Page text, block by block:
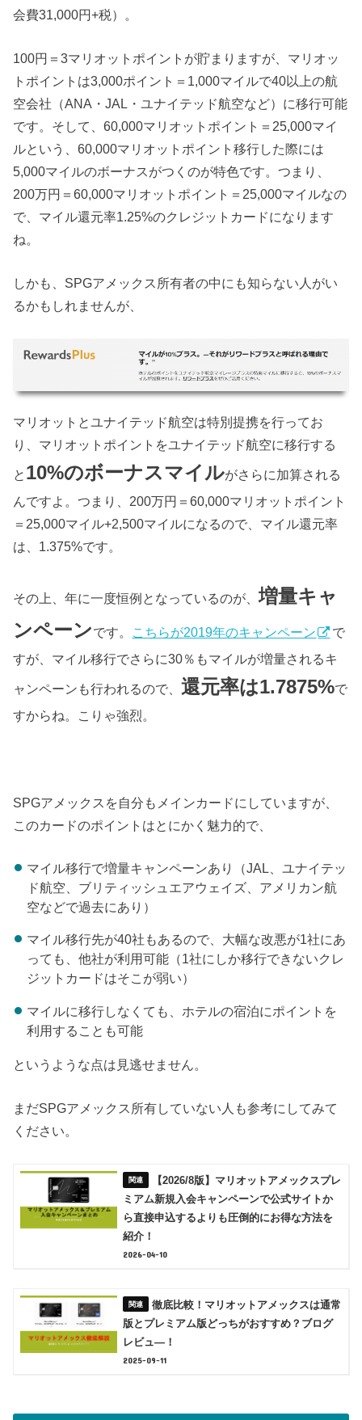
会費31,000円+税）。
100円＝3マリオットポイントが貯まりますが、マリオッ
トポイントは3,000ポイント＝1,000マイルで40以上の航
空会社（ANA・JAL・ユナイテッド航空など）に移行可能
です。そして、60,000マリオットポイント＝25,000マイ
ルという、60,000マリオットポイント移行した際には
5,000マイルのボーナスがつくのが特色です。つまり、
200万円＝60,000マリオットポイント＝25,000マイルなの
で、マイル還元率1.25%のクレジットカードになります
ね。
しかも、SPGアメックス所有者の中にも知らない人がい
るかもしれませんが、
マリオットとユナイテッド航空は特別提携を行ってお
り、マリオットポイントをユナイテッド航空に移行する
と 10%のボーナスマイルがさらに加算される
んですよ。つまり、200万円＝60,000マリオットポイント
＝25,000マイル+2,500マイルになるので、マイル還元率
は、1.375%です。
その上、年に一度恒例となっているのが、増量キャ
ンペーンです。 こちらが2019年のキャンペーン
で
すが、マイル移行でさらに30％もマイルが増量されるキ
ャンペーンも行われるので、還元率は1.7875%で
すからね。こりゃ強烈。
SPGアメックスを自分もメインカードにしていますが、
このカードのポイントはとにかく魅力的で、
マイル移行で増量キャンペーンあり（JAL、ユナイテッ
ド航空、ブリティッシュエアウェイズ、アメリカン航
空などで過去にあり）
マイル移行先が40社もあるので、大幅な改悪が1社にあ
っても、他社が利用可能（1社にしか移行できないクレ
ジットカードはそこが弱い）
マイルに移行しなくても、ホテルの宿泊にポイントを
利用することも可能
というような点は見逃せません。
まだSPGアメックス所有していない人も参考にしてみて
ください。
【2026/8版】マリオットアメックスプレ
ミアム新規入会キャンペーンで公式サイトか
ら直接申込するよりも圧倒的にお得な方法を
紹介！
2026-04-10
徹底比較！マリオットアメックスは通常
版とプレミアム版どっちがおすすめ？ブログ
レビュ―！
2025-09-11